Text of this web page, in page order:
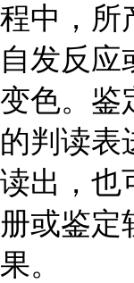
程中，所
自发反应
变色。鉴
的判读表
读出，也
册或鉴定
果。